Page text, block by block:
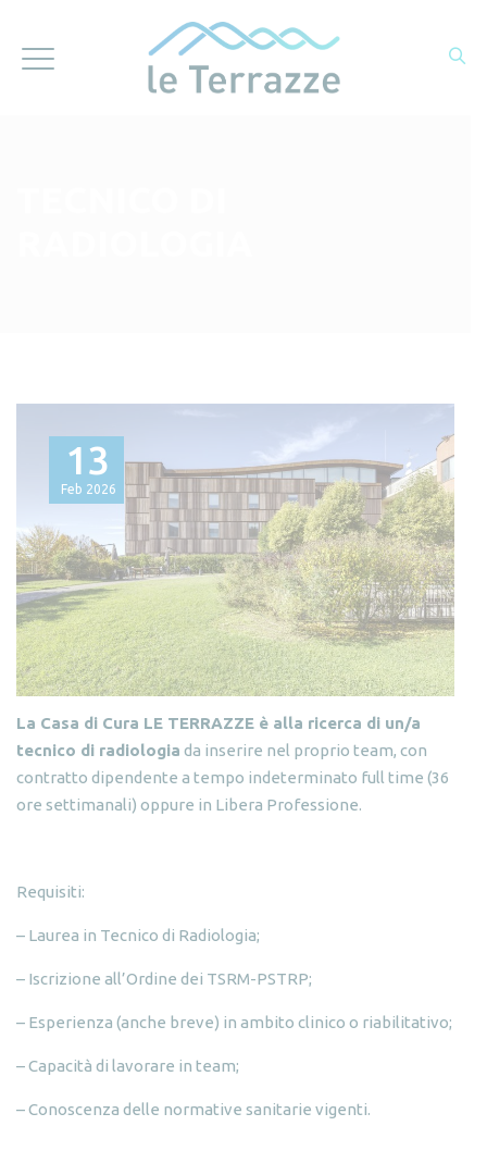
13
Feb 2026
La Casa di Cura LE TERRAZZE è alla ricerca di un/a
tecnico di radiologia da inserire nel proprio team, con
contratto dipendente a tempo indeterminato full time (36
ore settimanali) oppure in Libera Professione.
Requisiti:
– Laurea in Tecnico di Radiologia;
– Iscrizione all’Ordine dei TSRM-PSTRP;
– Esperienza (anche breve) in ambito clinico o riabilitativo;
– Capacità di lavorare in team;
– Conoscenza delle normative sanitarie vigenti.